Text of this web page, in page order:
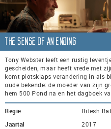
The Sense of an Ending
Tony Webster leeft een rustig
gescheiden, maar heeft vrede met
komt plotsklaps verandering in als
oude bekende: de moeder van zijn
hem 500 Pond na en het dagboek
Regie
Ritesh
Jaartal
2017